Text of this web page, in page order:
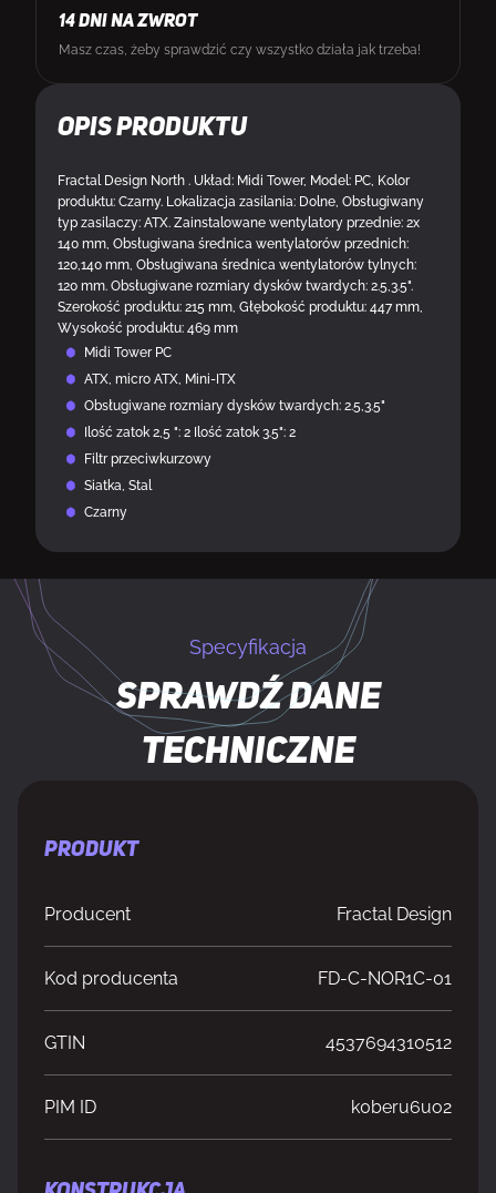
Opis produktu
Fractal Design North . Układ: Midi Tower, Model: PC, Kolor
produktu: Czarny. Lokalizacja zasilania: Dolne, Obsługiwany
typ zasilaczy: ATX. Zainstalowane wentylatory przednie: 2x
140 mm, Obsługiwana średnica wentylatorów przednich:
120,140 mm, Obsługiwana średnica wentylatorów tylnych:
120 mm. Obsługiwane rozmiary dysków twardych: 2.5,3.5".
Szerokość produktu: 215 mm, Głębokość produktu: 447 mm,
Wysokość produktu: 469 mm
Midi Tower PC
ATX, micro ATX, Mini-ITX
Obsługiwane rozmiary dysków twardych: 2.5,3.5"
Ilość zatok 2,5 ": 2 Ilość zatok 3.5": 2
Filtr przeciwkurzowy
Siatka, Stal
Czarny
14 DNI NA ZWROT
Masz czas, żeby sprawdzić czy wszystko działa jak trzeba!
Specyfikacja
Sprawdź dane
techniczne
PRODUKT
Producent Fractal Design
Kod producenta FD-C-NOR1C-01
GTIN 4537694310512
PIM ID k0beru6uo2